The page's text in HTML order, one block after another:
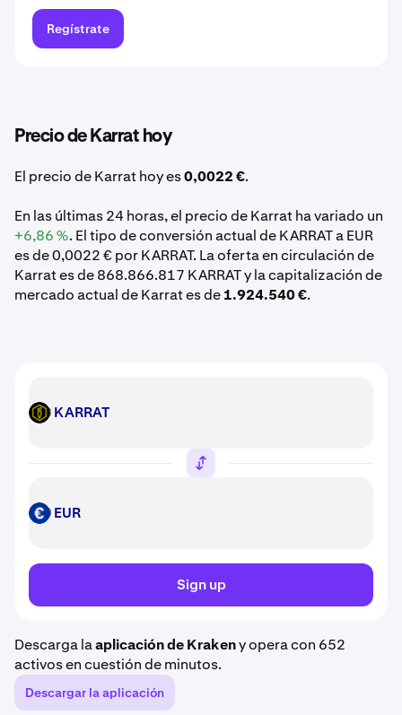
Regístrate
Precio de Karrat hoy
El precio de Karrat hoy es0,0022 €.
En las últimas 24 horas, el precio de Karrat ha variado un
+6,86 %. El tipo de conversión actual de KARRAT a EUR
es de 0,0022 € por KARRAT. La oferta en circulación de
Karrat es de 868.866.817 KARRAT y la capitalización de
mercado actual de Karrat es de1.924.540 €.
KARRAT KARRAT
EUR EUR
Sign up
Descarga laaplicación de Krakeny opera con 652
activos en cuestión de minutos.
Descargar la aplicación